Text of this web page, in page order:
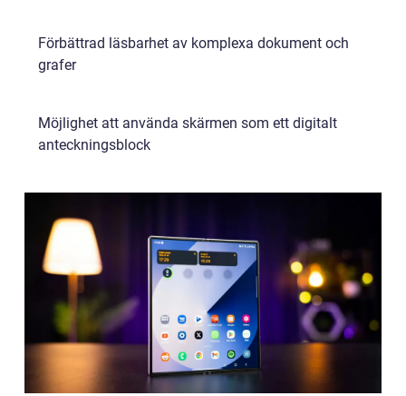
Förbättrad läsbarhet av komplexa dokument och
grafer
Möjlighet att använda skärmen som ett digitalt
anteckningsblock